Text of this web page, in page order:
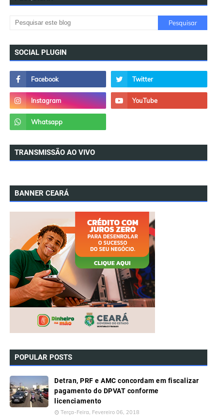
SOCIAL PLUGIN
TRANSMISSÃO AO VIVO
BANNER CEARÁ
POPULAR POSTS
Detran, PRF e AMC concordam em fiscalizar
pagamento do DPVAT conforme
licenciamento
Terça-Feira, Fevereiro 06, 2018